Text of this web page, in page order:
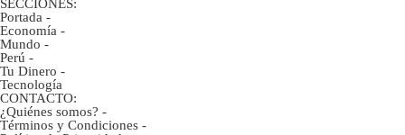
SECCIONES:
Portada -
Economía -
Mundo -
Perú -
Tu Dinero -
Tecnología
CONTACTO:
¿Quiénes somos? -
Términos y Condiciones -